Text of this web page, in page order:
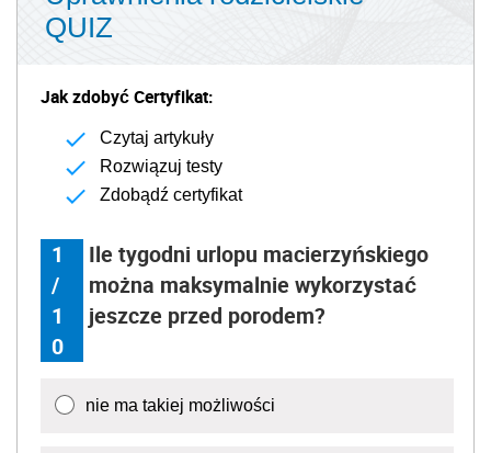
QUIZ
Jak zdobyć Certyfikat:
Czytaj artykuły
Rozwiązuj testy
Zdobądź certyfikat
1
/
1
0
Ile tygodni urlopu macierzyńskiego
można maksymalnie wykorzystać
jeszcze przed porodem?
nie ma takiej możliwości